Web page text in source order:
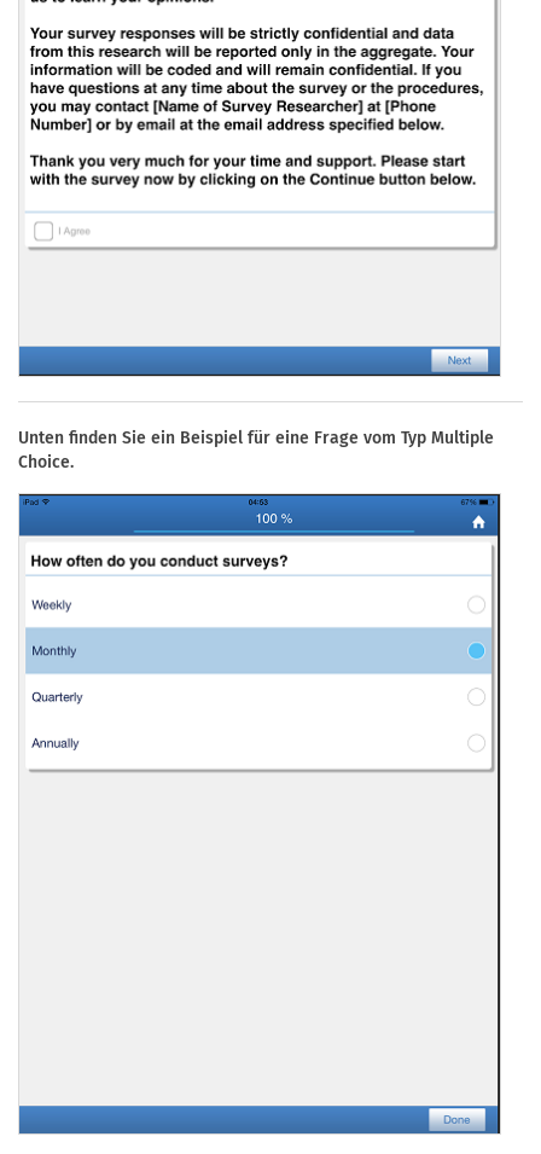
Unten finden Sie ein Beispiel für eine Frage vom Typ Multiple
Choice.